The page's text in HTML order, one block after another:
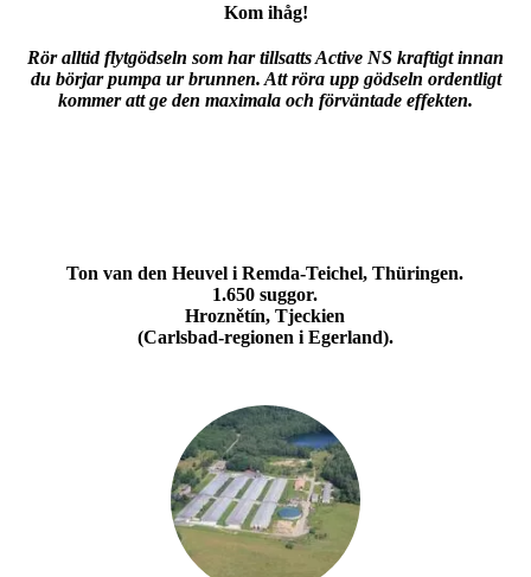
Kom ihåg!
Rör alltid flytgödseln som har tillsatts Active NS kraftigt innan
du börjar pumpa ur brunnen. Att röra upp gödseln ordentligt
kommer att ge den maximala och förväntade effekten.
Ton van den Heuvel i Remda-Teichel, Thüringen.
1.650 suggor.
Hroznětín, Tjeckien
(Carlsbad-regionen i Egerland).